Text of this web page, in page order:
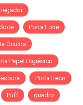
Porta Fone
Óculos
Papel Higiênico
Porta treco
Puff quadro